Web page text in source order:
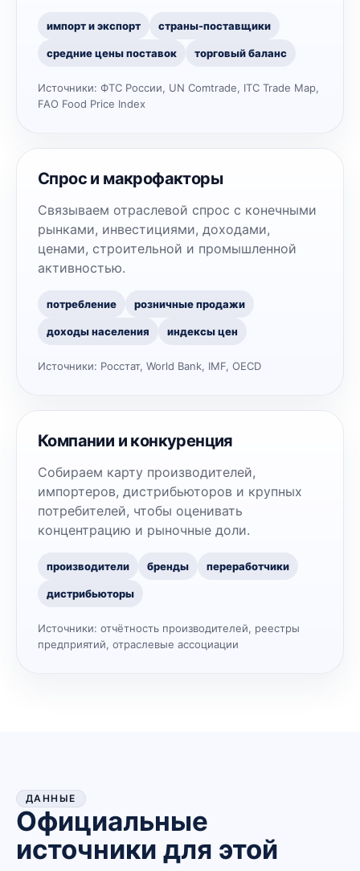
импорт и экспорт страны-поставщики
средние цены поставок торговый баланс
Источники: ФТС России, UN Comtrade, ITC Trade Map,
FAO Food Price Index
Спрос и макрофакторы
Связываем отраслевой спрос с конечными
рынками, инвестициями, доходами,
ценами, строительной и промышленной
активностью.
потребление розничные продажи
доходы населения индексы цен
Источники: Росстат, World Bank, IMF, OECD
Компании и конкуренция
Собираем карту производителей,
импортеров, дистрибьюторов и крупных
потребителей, чтобы оценивать
концентрацию и рыночные доли.
производители бренды переработчики
дистрибьюторы
Источники: отчётность производителей, реестры
предприятий, отраслевые ассоциации
ДАННЫЕ
Официальные
источники для этой